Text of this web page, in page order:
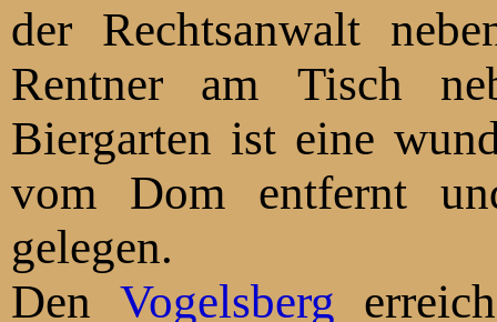
der Rechtsanwalt
Rentner am Tisch
Biergarten ist eine
vom Dom entfernt
gelegen.
Den Vogelsberg